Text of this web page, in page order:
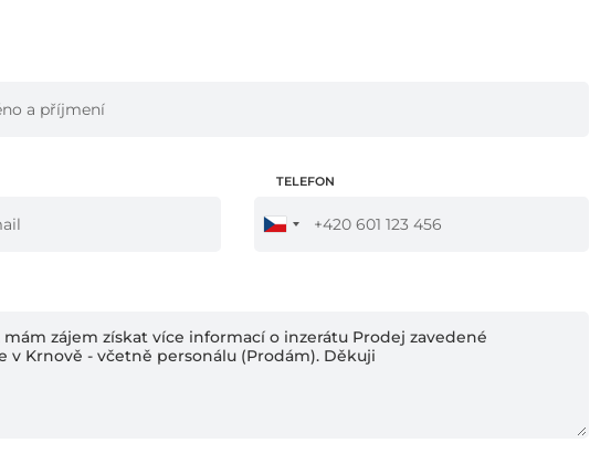
TELEFON